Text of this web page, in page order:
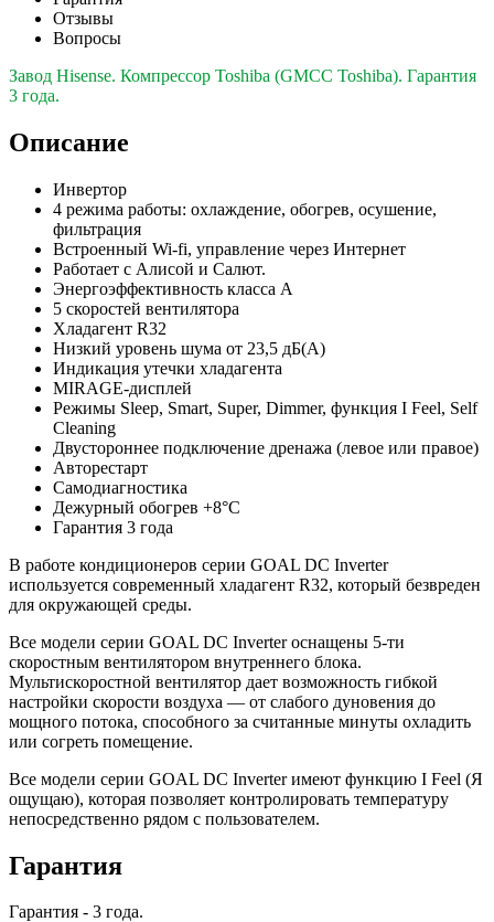
Отзывы
Вопросы
Завод Hisense. Компрессор Toshiba (GMCC Toshiba). Гарантия
3 года.
Описание
Инвертор
4 режима работы: охлаждение, обогрев, осушение,
фильтрация
Встроенный Wi-fi, управление через Интернет
Работает с Алисой и Салют.
Энергоэффективность класса А
5 скоростей вентилятора
Хладагент R32
Низкий уровень шума от 23,5 дБ(А)
Индикация утечки хладагента
MIRAGE-дисплей
Режимы Sleep, Smart, Super, Dimmer, функция I Feel, Self
Cleaning
Двустороннее подключение дренажа (левое или правое)
Авторестарт
Самодиагностика
Дежурный обогрев +8°C
Гарантия 3 года
В работе кондиционеров серии GOAL DC Inverter
используется современный хладагент R32, который безвреден
для окружающей среды.
Все модели серии GOAL DC Inverter оснащены 5-ти
скоростным вентилятором внутреннего блока.
Мультискоростной вентилятор дает возможность гибкой
настройки скорости воздуха — от слабого дуновения до
мощного потока, способного за считанные минуты охладить
или согреть помещение.
Все модели серии GOAL DC Inverter имеют функцию I Feel (Я
ощущаю), которая позволяет контролировать температуру
непосредственно рядом с пользователем.
Гарантия
Гарантия - 3 года.